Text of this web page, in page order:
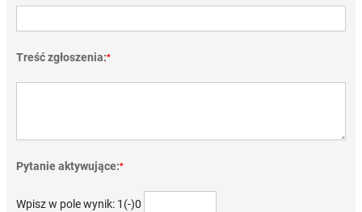
Treść zgłoszenia:*
Pytanie aktywujące:*
Wpisz w pole wynik: 1(-)0